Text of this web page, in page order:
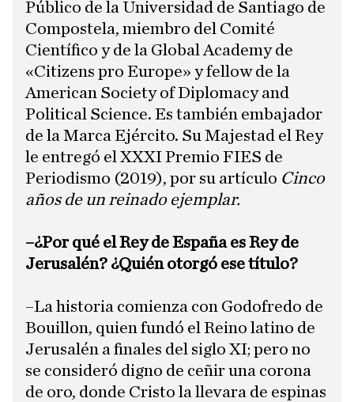
Público de la Universidad de Santiago de
Compostela, miembro del Comité
Científico y de la Global Academy de
«Citizens pro Europe» y fellow de la
American Society of Diplomacy and
Political Science. Es también embajador
de la Marca Ejército. Su Majestad el Rey
le entregó el XXXI Premio FIES de
Periodismo (2019), por su artículo Cinco
años de un reinado ejemplar.
​–¿Por qué el Rey de España es Rey de
Jerusalén? ¿Quién otorgó ese título?
​–La historia comienza con Godofredo de
Bouillon, quien fundó el Reino latino de
Jerusalén a finales del siglo XI; pero no
se consideró digno de ceñir una corona
de oro, donde Cristo la llevara de espinas